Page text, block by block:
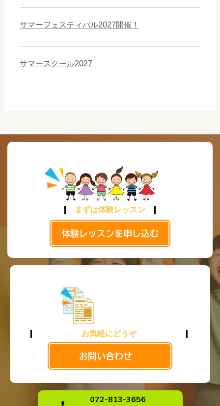
サマーフェスティバル2027開催！
サマースクール2027
まずは体験レッスン
体験レッスンを申し込む
お気軽にどうぞ
お問い合わせ
072-813-3656